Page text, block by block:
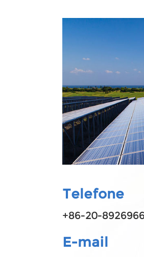
Telefone
+86-20-
E-mail